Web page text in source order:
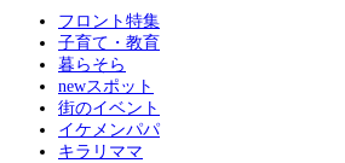
フロント特集
子育て・教育
暮らそら
newスポット
街のイベント
イケメンパパ
キラリママ